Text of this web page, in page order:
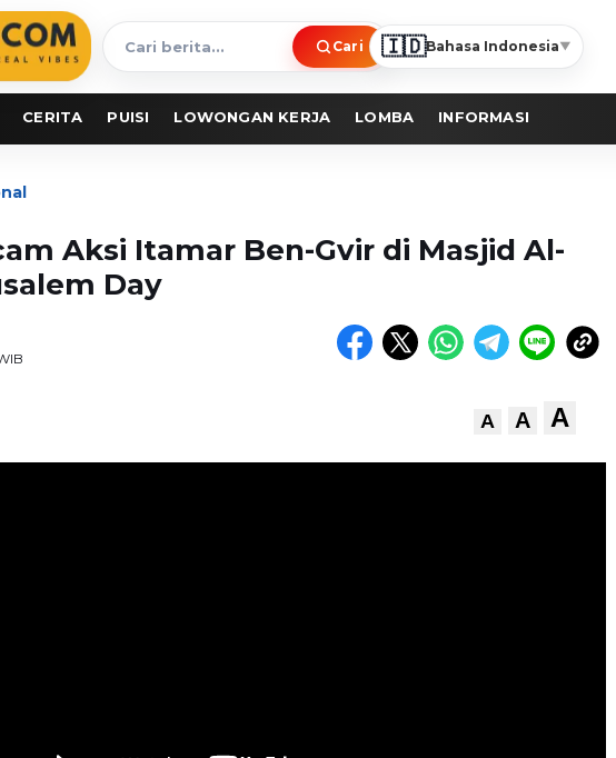
Cari
berita
Cari 🇮🇩Bahasa Indonesia▼
CERITA PUISI LOWONGAN KERJA LOMBA INFORMASI
Aksi Itamar Ben-Gvir di Masjid Al-
Day
A A A